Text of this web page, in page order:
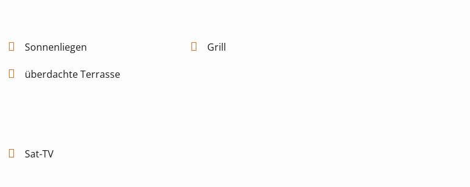
Sonnenliegen Grill
überdachte Terrasse
Sat-TV